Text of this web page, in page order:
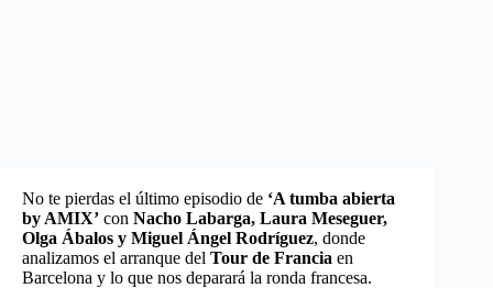
No te pierdas el último episodio de ‘A tumba abierta
by AMIX’ con Nacho Labarga, Laura Meseguer,
Olga Ábalos y Miguel Ángel Rodríguez, donde
analizamos el arranque del Tour de Francia en
Barcelona y lo que nos deparará la ronda francesa.